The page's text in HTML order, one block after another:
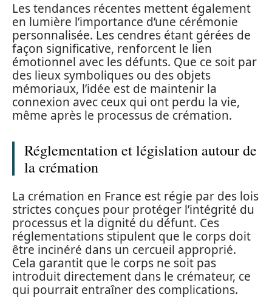
Les tendances récentes mettent également
en lumière l’importance d’une cérémonie
personnalisée. Les cendres étant gérées de
façon significative, renforcent le lien
émotionnel avec les défunts. Que ce soit par
des lieux symboliques ou des objets
mémoriaux, l’idée est de maintenir la
connexion avec ceux qui ont perdu la vie,
même après le processus de crémation.
Réglementation et législation autour de
la crémation
La crémation en France est régie par des lois
strictes conçues pour protéger l’intégrité du
processus et la dignité du défunt. Ces
réglementations stipulent que le corps doit
être incinéré dans un cercueil approprié.
Cela garantit que le corps ne soit pas
introduit directement dans le crémateur, ce
qui pourrait entraîner des complications.